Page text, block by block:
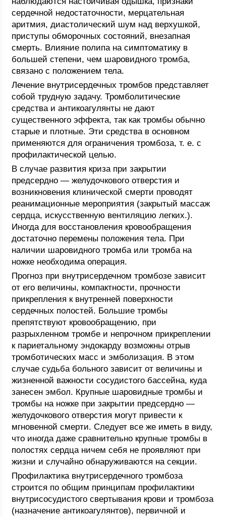
сердечной недостаточности, мерцательная
аритмия, диастолический шум над верхушкой,
приступы обморочных состояний, внезапная
смерть. Влияние полипа на симптоматику в
большей степени, чем шаровидного тромба,
связано с положением тела.
Лечение внутрисердечных тромбов представляет
собой трудную задачу. Тромболитические
средства и антикоагулянты не дают
существенного эффекта, так как тромбы обычно
старые и плотные. Эти средства в основном
применяются для ограничения тромбоза, т. е. с
профилактической целью.
В случае развития криза при закрытии
предсердно — желудочкового отверстия и
возникновения клинической смерти проводят
реанимационные мероприятия (закрытый массаж
сердца, искусственную вентиляцию легких.).
Иногда для восстановления кровообращения
достаточно перемены положения тела. При
наличии шаровидного тромба или тромба на
ножке необходима операция.
Прогноз при внутрисердечном тромбозе зависит
от его величины, компактности, прочности
прикрепления к внутренней поверхности
сердечных полостей. Большие тромбы
препятствуют кровообращению, при
разрыхленном тромбе и непрочном прикреплении
к париетальному эндокарду возможны отрыв
тромботических масс и эмболизация. В этом
случае судьба больного зависит от величины и
жизненной важности сосудистого бассейна, куда
занесен эмбол. Крупные шаровидные тромбы и
тромбы на ножке при закрытии предсердно —
желудочкового отверстия могут привести к
мгновенной смерти. Следует все же иметь в виду,
что иногда даже сравнительно крупные тромбы в
полостях сердца ничем себя не проявляют при
жизни и случайно обнаруживаются на секции.
Профилактика внутрисердечного тромбоза
строится по общим принципам профилактики
внутрисосудистого свертывания крови и тромбоза
(назначение антикоагулянтов), первичной и